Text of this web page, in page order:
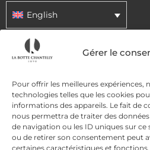
Gérer le
Pour offrir les meilleures expériences,
technologies telles que les cookies
informations des appareils. Le fait de
nous permettra de traiter des
de navigation ou les ID uniques sur ce
ou de retirer son consentement peut
certaines caractéristiques et fonctions.
English
DELIVERY METHODS
PAYMENT METHODS